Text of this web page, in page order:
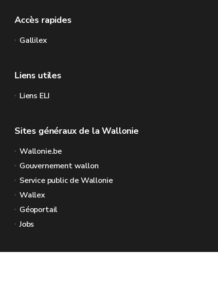
Accès rapides
Gallilex
Liens utiles
Liens ELI
Sites généraux de la Wallonie
Wallonie.be
Gouvernement wallon
Service public de Wallonie
Wallex
Géoportail
Jobs